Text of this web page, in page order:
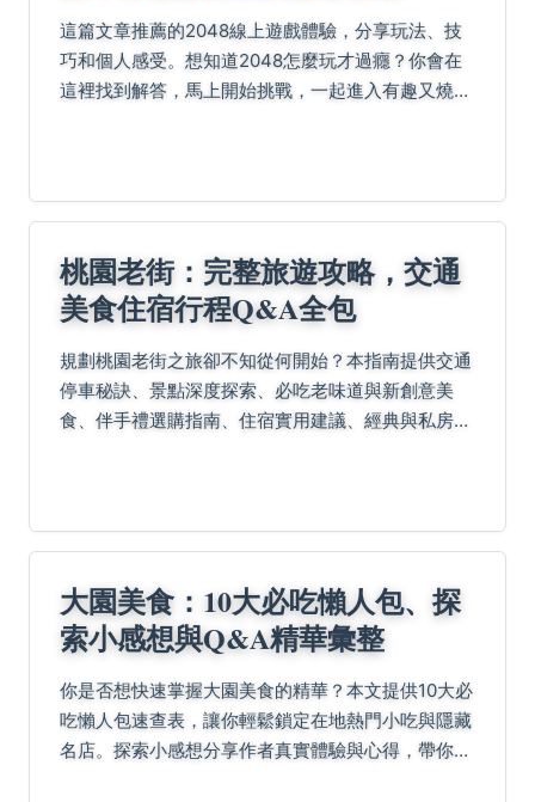
這篇文章推薦的2048線上遊戲體驗，分享玩法、技
巧和個人感受。想知道2048怎麼玩才過癮？你會在
這裡找到解答，馬上開始挑戰，一起進入有趣又燒腦
桃園老街：完整旅遊攻略，交通
美食住宿行程Q&A全包
規劃桃園老街之旅卻不知從何開始？本指南提供交通
停車秘訣、景點深度探索、必吃老味道與新創意美
食、伴手禮選購指南、住宿實用建議、經典與私房一
大園美食：10大必吃懶人包、探
索小感想與Q&A精華彙整
你是否想快速掌握大園美食的精華？本文提供10大必
吃懶人包速查表，讓你輕鬆鎖定在地熱門小吃與隱藏
名店。探索小感想分享作者真實體驗與心得，帶你深